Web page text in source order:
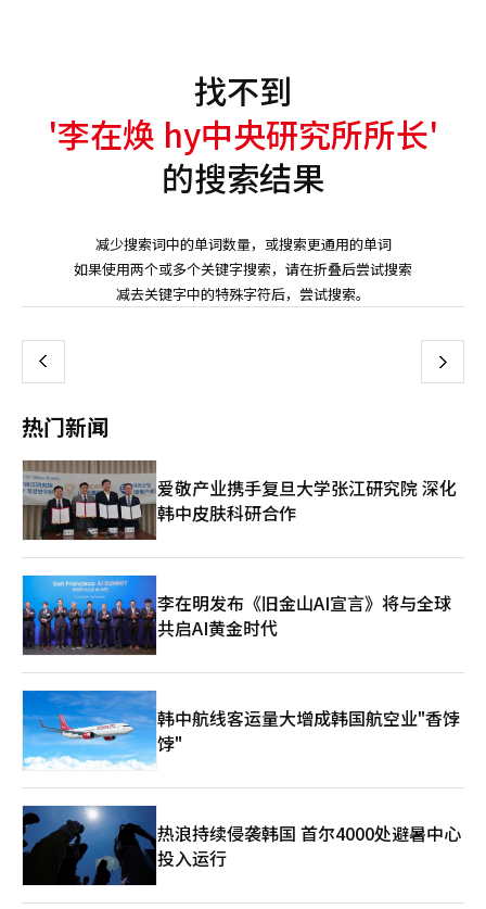
找不到
'李在焕 hy中央研究所所长'
的搜索结果
减少搜索词中的单词数量，或搜索更通用的单词
如果使用两个或多个关键字搜索，请在折叠后尝试搜索
减去关键字中的特殊字符后，尝试搜索。
上 下
热门新闻
爱敬产业携手复旦大学张江研究院 深化
韩中皮肤科研合作
李在明发布《旧金山AI宣言》将与全球
共启AI黄金时代
韩中航线客运量大增成韩国航空业"香饽
饽"
热浪持续侵袭韩国 首尔4000处避暑中心
投入运行